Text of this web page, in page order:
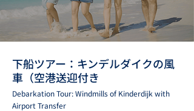
下船ツアー：キンデルダイクの風
車（空港送迎付き
Debarkation Tour: Windmills of Kinderdijk with
Airport Transfer